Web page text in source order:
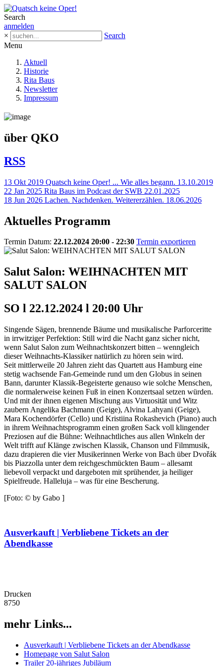
Search
anmelden
×
Search
Menu
Aktuell
Historie
Rita Baus
Newsletter
Impressum
über QKO
RSS
13 Okt 2019 Quatsch keine Oper! ... Wie alles begann. 13.10.2019
22 Jan 2025 Rita Baus im Podcast der SWB 22.01.2025
18 Jun 2026 Lachen. Nachdenken. Weitererzählen. 18.06.2026
Aktuelles Programm
Termin Datum: 22.12.2024 20:00 - 22:30 Termin exportieren
Salut Salon: WEIHNACHTEN MIT
SALUT SALON
SO l 22.12.2024 l 20:00 Uhr
Singende Sägen, brennende Bäume und musikalische Parforceritte
in irrwitziger Perfektion: Still wird die Nacht ganz sicher nicht,
wenn Salut Salon zum Weihnachtskonzert bitten – wenngleich
dieser Weihnachts-Klassiker natürlich zu hören sein wird.
Seit mittlerweile 20 Jahren zieht das Quartett aus Hamburg eine
stetig wachsende Fan-Gemeinde rund um den Globus in seinen
Bann, darunter Klassik-Begeisterte genauso wie solche Menschen,
die normalerweise keinen Fuß in einen Konzertsaal setzen würden.
Und mit der ihnen eigenen Mischung aus Virtuosität und Witz
zaubern Angelika Bachmann (Geige), Alvina Lahyani (Geige),
Mara Kochendörfer (Cello) und Kristiina Rokashevich (Piano) auch
in ihrem Weihnachtsprogramm einen großen Sack voll klingender
Preziosen auf die Bühne: Weihnachtliches aus allen Winkeln der
Welt trifft auf Klänge zwischen Klassik, Chanson und Filmmusik,
dazu drapieren die vier Musikerinnen Werke von Bach über Dvořák
bis Piazzolla unter dem reichgeschmückten Baum – allesamt
liebevoll verpackt und dargeboten mit sprühender, ja heiliger
Spielfreude. Halleluja – was für eine Bescherung.
[Foto: © by Gabo ]
Ausverkauft | Verbliebene Tickets an der
Abendkasse
Drucken
8750
mehr Links...
Ausverkauft | Verbliebene Tickets an der Abendkasse
Homepage von Salut Salon
Trailer 20-jähriges Jubiläum